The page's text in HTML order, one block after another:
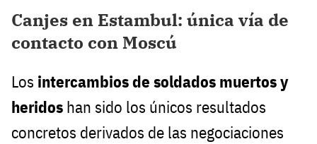
Canjes en Estambul: única vía de
contacto con Moscú
Los intercambios de soldados muertos y
heridos han sido los únicos resultados
concretos derivados de las negociaciones